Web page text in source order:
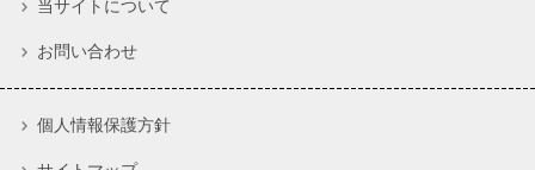
当サイトについて
お問い合わせ
個人情報保護方針